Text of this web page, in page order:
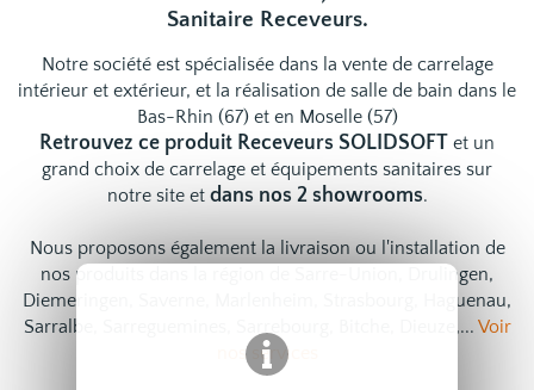
Sanitaire Receveurs.
Notre société est spécialisée dans la vente de carrelage
intérieur et extérieur, et la réalisation de salle de bain dans le
Bas-Rhin (67) et en Moselle (57)
Retrouvez ce produit Receveurs SOLIDSOFT et un
grand choix de carrelage et équipements sanitaires sur
notre site et dans nos 2 showrooms.
Nous proposons également la livraison ou l'installation de
nos produits dans la région de Sarre-Union, Drulingen,
Diemeringen, Saverne, Marlenheim, Strasbourg, Haguenau,
Sarralbe, Sarreguemines, Sarrebourg, Bitche, Dieuze,... Voir
nos services